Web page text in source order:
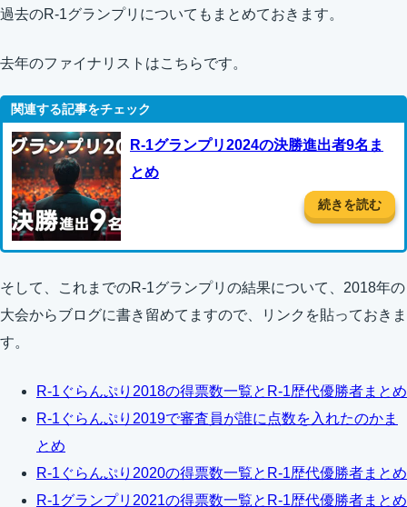
過去のR-1グランプリについてもまとめておきます。
去年のファイナリストはこちらです。
R-1グランプリ2024の決勝進出者9名ま
とめ
続きを読む
そして、これまでのR-1グランプリの結果について、2018年の
大会からブログに書き留めてますので、リンクを貼っておきま
す。
R-1ぐらんぷり2018の得票数一覧とR-1歴代優勝者まとめ
R-1ぐらんぷり2019で審査員が誰に点数を入れたのかま
とめ
R-1ぐらんぷり2020の得票数一覧とR-1歴代優勝者まとめ
R-1グランプリ2021の得票数一覧とR-1歴代優勝者まとめ